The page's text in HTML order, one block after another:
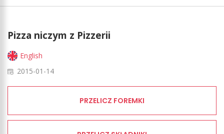
LŻEJSZE / ZDROWSZE
Pizza niczym z Pizzerii
English
2015-01-14
PRZELICZ FOREMKI